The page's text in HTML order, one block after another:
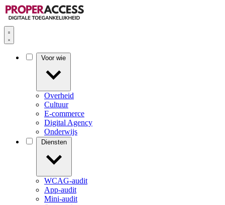
Overheid
Cultuur
E-commerce
Digital Agency
Onderwijs
WCAG-audit
App-audit
Mini-audit